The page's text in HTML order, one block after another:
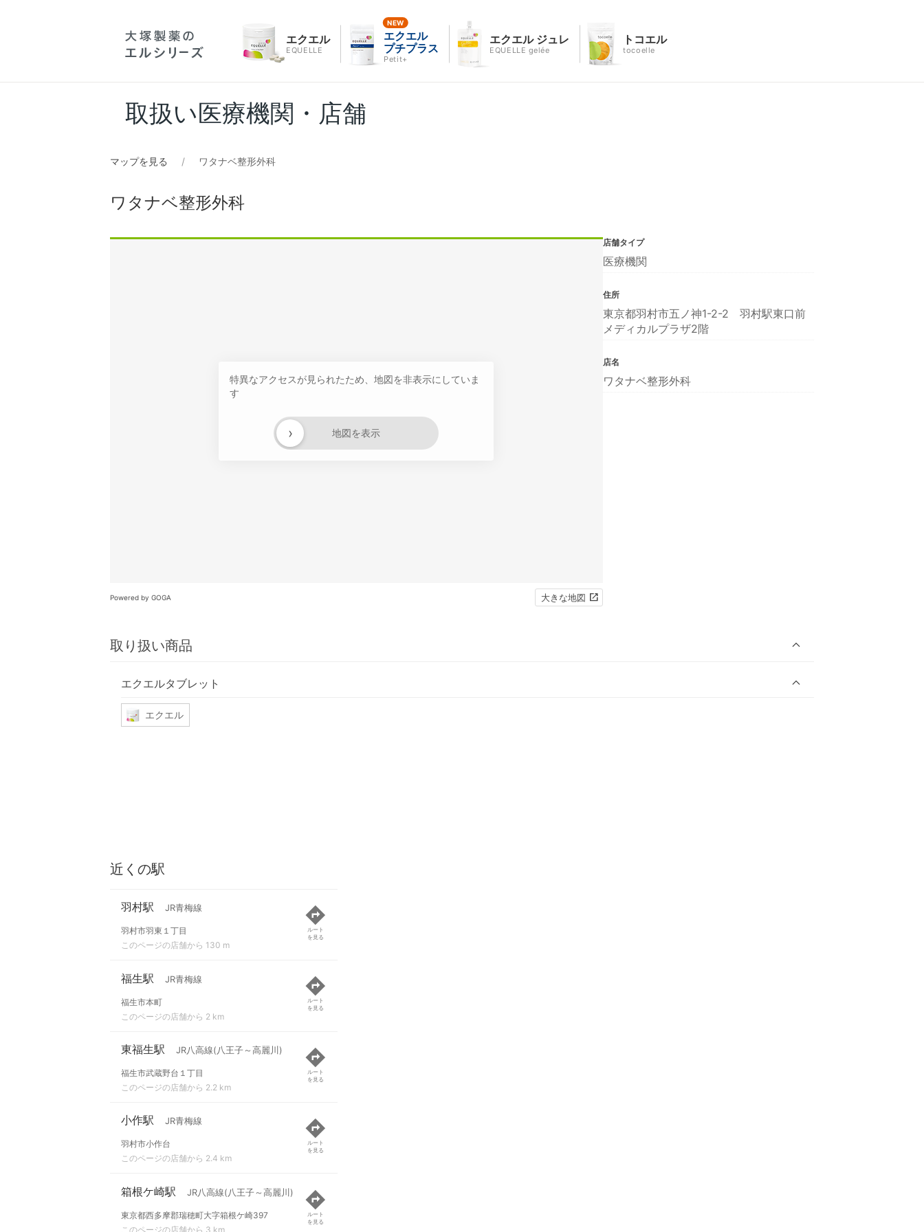
エクエル
EQUELLE
エクエル
プチプラス
Petit+
エクエル ジュレ
EQUELLE gelée
トコエル
tocoelle
取扱い医療機関・店舗
マップを見る ワタナベ整形外科
ワタナベ整形外科
特異なアクセスが見られたため、地図を非表示にしていま
す
地図を表示
›
Powered by GOGA 大きな地図
取り扱い商品
エクエルタブレット
エクエル
店舗タイプ
医療機関
住所
東京都羽村市五ノ神1-2-2 羽村駅東口前
メディカルプラザ2階
店名
ワタナベ整形外科
近くの駅
羽村駅 JR青梅線
羽村市羽東１丁目
このページの店舗から 130 m
ルート
を見る
福生駅 JR青梅線
福生市本町
このページの店舗から 2 km
ルート
を見る
東福生駅 JR八高線(八王子～高麗川)
福生市武蔵野台１丁目
このページの店舗から 2.2 km
ルート
を見る
小作駅 JR青梅線
羽村市小作台
このページの店舗から 2.4 km
ルート
を見る
箱根ケ崎駅 JR八高線(八王子～高麗川)
東京都西多摩郡瑞穂町大字箱根ケ崎397
このページの店舗から 3 km
ルート
を見る